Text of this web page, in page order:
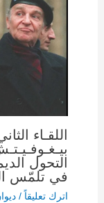
اللقـاء
التحول
في تلمّس
اترك تعليقاً /